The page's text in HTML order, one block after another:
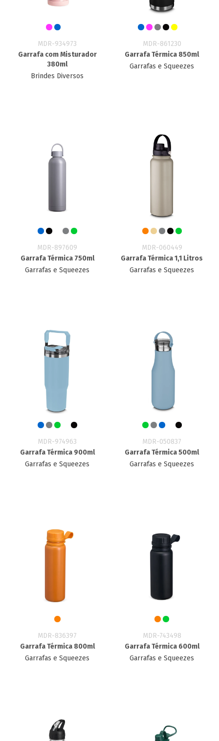
MDR-934973
Garrafa com Misturador
380ml
Brindes Diversos
MDR-861230
Garrafa Térmica 850ml
Garrafas e Squeezes
MDR-897609
Garrafa Térmica 750ml
Garrafas e Squeezes
MDR-060449
Garrafa Térmica 1,1 Litros
Garrafas e Squeezes
MDR-974963
Garrafa Térmica 900ml
Garrafas e Squeezes
MDR-050837
Garrafa Térmica 500ml
Garrafas e Squeezes
MDR-836397
Garrafa Térmica 800ml
Garrafas e Squeezes
MDR-743498
Garrafa Térmica 600ml
Garrafas e Squeezes